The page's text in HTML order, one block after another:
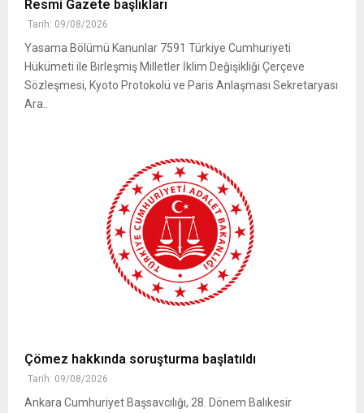
Resmi Gazete başlıkları
Tarih: 09/08/2026
Yasama Bölümü Kanunlar 7591 Türkiye Cumhuriyeti
Hükümeti ile Birleşmiş Milletler İklim Değişikliği Çerçeve
Sözleşmesi, Kyoto Protokolü ve Paris Anlaşması Sekretaryası
Ara..
Çömez hakkında soruşturma başlatıldı
Tarih: 09/08/2026
Ankara Cumhuriyet Başsavcılığı, 28. Dönem Balıkesir